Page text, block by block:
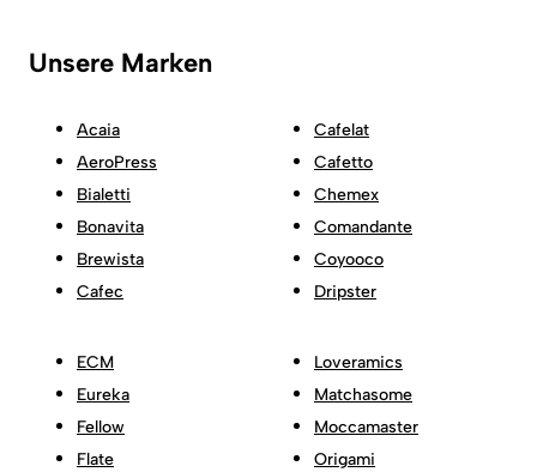
Unsere Marken
Acaia
AeroPress
Bialetti
Bonavita
Brewista
Cafec
Cafelat
Cafetto
Chemex
Comandante
Coyooco
Dripster
ECM
Eureka
Fellow
Flate
Loveramics
Matchasome
Moccamaster
Origami